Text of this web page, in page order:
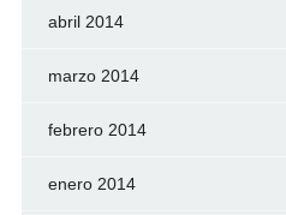
abril 2014
marzo 2014
febrero 2014
enero 2014